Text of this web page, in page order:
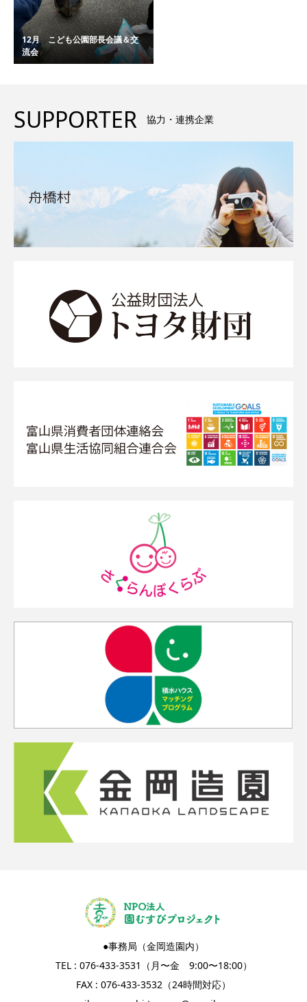
12月 こども公園部長会議＆交
流会
SUPPORTER 協力・連携企業
●事務局（金岡造園内）
TEL : 076-433-3531（月〜金 9:00〜18:00）
FAX : 076-433-3532（24時間対応）